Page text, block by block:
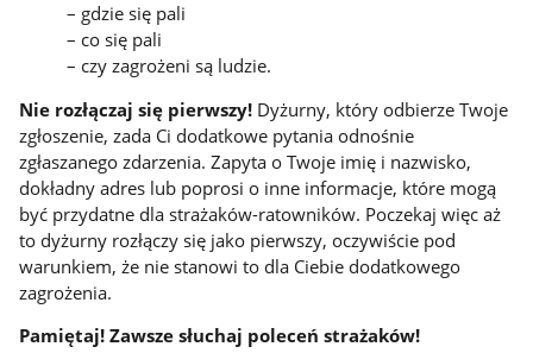
– gdzie się pali
– co się pali
– czy zagrożeni są ludzie.
Nie rozłączaj się pierwszy! Dyżurny, który odbierze Twoje
zgłoszenie, zada Ci dodatkowe pytania odnośnie
zgłaszanego zdarzenia. Zapyta o Twoje imię i nazwisko,
dokładny adres lub poprosi o inne informacje, które mogą
być przydatne dla strażaków-ratowników. Poczekaj więc aż
to dyżurny rozłączy się jako pierwszy, oczywiście pod
warunkiem, że nie stanowi to dla Ciebie dodatkowego
zagrożenia.
Pamiętaj! Zawsze słuchaj poleceń strażaków!